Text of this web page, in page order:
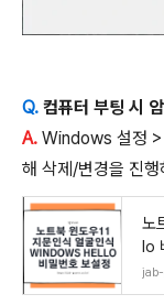
Q. 컴퓨터 부팅 시
A. Windows 설정 >
해 삭제/변경을 진행
노
lo